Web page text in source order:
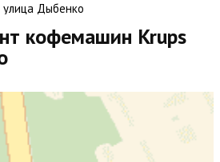
улица Дыбенко
кофемашин Krups